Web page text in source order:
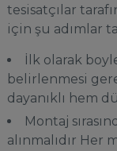
tesisatçılar
için şu adımlar
İlk olarak
belirlenmesi
dayanıklı hem
Montaj
alınmalıdır Her